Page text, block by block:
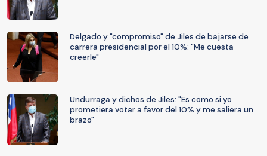
Delgado y "compromiso" de Jiles de bajarse de
carrera presidencial por el 10%: "Me cuesta
creerle"
Undurraga y dichos de Jiles: "Es como si yo
prometiera votar a favor del 10% y me saliera un
brazo"